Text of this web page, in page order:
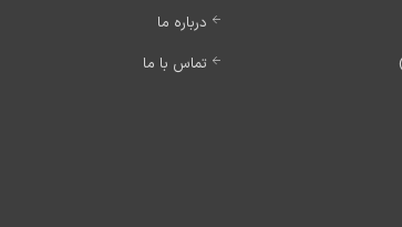
درباره ما
تماس با ما